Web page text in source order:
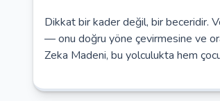
Dikkat bir kader değil, bir beceridir.
— onu doğru yöne çevirmesine ve
Zeka Madeni, bu yolculukta hem